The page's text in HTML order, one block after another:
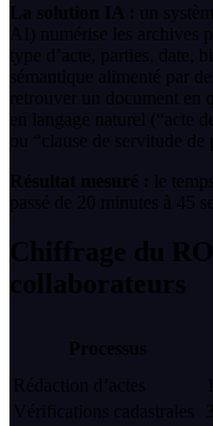
La solution IA : un
AI) numérise les archives
type d’acte, parties, date,
sémantique alimenté par
retrouver un document en
en langage naturel (“acte
ou “clause de servitude de
Résultat mesuré :
le
passé de 20 minutes à 45
Chiffrage du
collaborateurs
Processus
Rédaction d’actes
Vérifications cadastrales